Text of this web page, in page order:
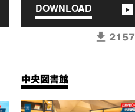
DOWNLOAD
2157
中央図書館